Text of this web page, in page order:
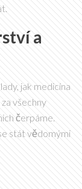
a
jak medicína
všechny
čerpáme.
stát vědomými